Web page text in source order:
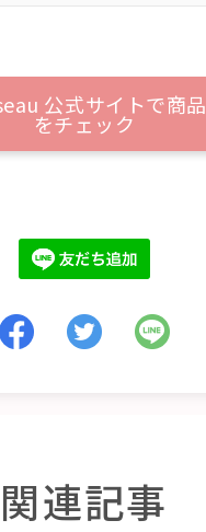
公式サイトで商品
をチェック
関連記事